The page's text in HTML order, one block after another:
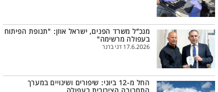
מנכ”ל משרד הפנים, ישראל אוזן: "תנופת הפיתוח
בעפולה מרשימה"
17.6.2026 דני ברנר
החל מ-12 ביוני: שיפורים ושינויים במערך